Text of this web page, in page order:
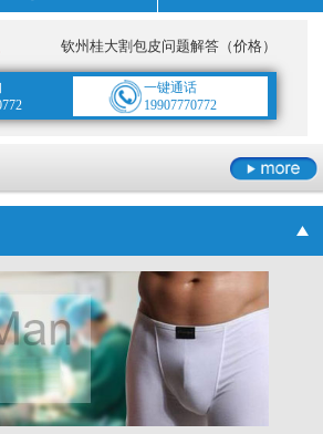
钦州桂大割包皮问题解答（价格）
一键通话
19907770772